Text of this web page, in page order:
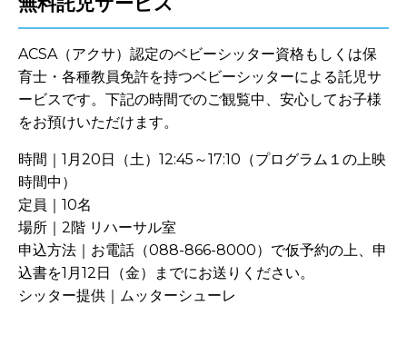
ACSA（アクサ）認定のベビーシッター資格もしくは保
育士・各種教員免許を持つベビーシッターによる託児サ
ービスです。下記の時間でのご観覧中、安心してお子様
をお預けいただけます。
時間｜1月20日（土）12:45～17:10（プログラム１の上映
時間中）
定員｜10名
場所｜2階 リハーサル室
申込方法｜お電話（088-866-8000）で仮予約の上、申
込書を1月12日（金）までにお送りください。
シッター提供｜ムッターシューレ